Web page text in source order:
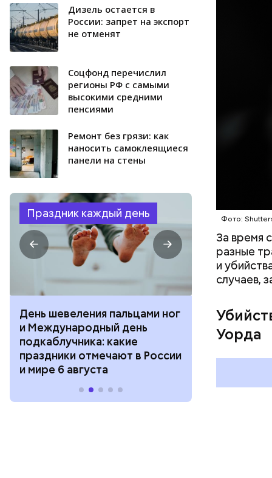
Дизель остается в
России: запрет на экспорт
не отменят
Соцфонд перечислил
регионы РФ с самыми
высокими средними
пенсиями
Ремонт без грязи: как
наносить самоклеящиеся
панели на стены
Праздник каждый день
День шевеления пальцами ног
и Международный день
подкаблучника: какие
праздники отмечают в России
и мире 6 августа
День
горизонта и
курсанта:
отмечают в
Фото:
За время
разные
и
случаев,
Уорда
Фото:
котором
был
однажды
его